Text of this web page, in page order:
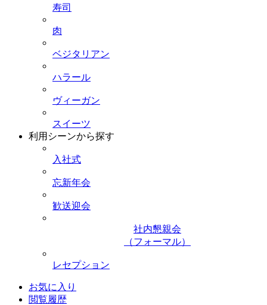
寿司
肉
ベジタリアン
ハラール
ヴィーガン
スイーツ
利用シーンから探す
入社式
忘新年会
歓送迎会
社内懇親会
（フォーマル）
レセプション
お気に入り
閲覧履歴